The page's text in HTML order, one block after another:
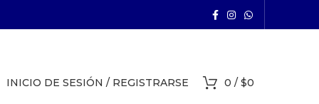
INICIO DE SESIÓN / REGISTRARSE 0 / $0